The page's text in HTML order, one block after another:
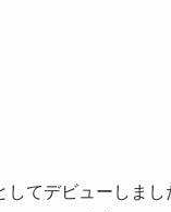
てデビューしま